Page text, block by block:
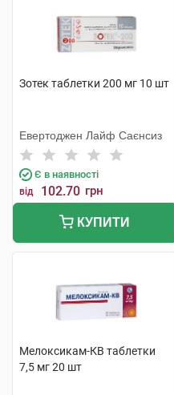
Зотек таблетки 200 мг 10 шт
Евертоджен Лайф Саєнсиз
Є в наявності
від 102.70 грн
КУПИТИ
Мелоксикам-КВ таблетки
7,5 мг 20 шт